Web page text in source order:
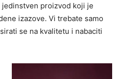
proizvod koji je
izazove. Vi trebate samo
se na kvalitetu i nabaciti